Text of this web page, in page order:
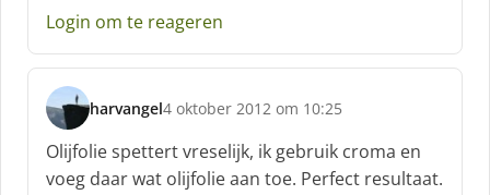
:Login om te reageren
harvangel
s
c
h
r
4 oktober 2012 om 10:25
Olijfolie spettert vreselijk, ik gebruik croma en
voeg daar wat olijfolie aan toe. Perfect resultaat.